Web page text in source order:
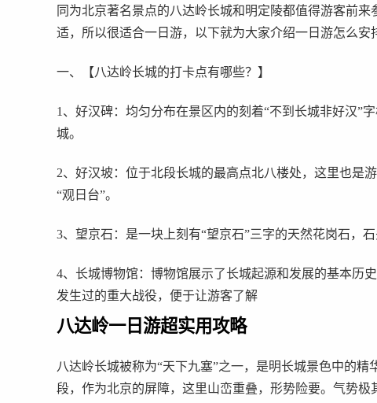
同为北京著名景点的八达岭长城和明定陵都值得游客前
适，所以很适合一日游，以下就为大家介绍一日游怎么安
一、【八达岭长城的打卡点有哪些？】
1、好汉碑：均匀分布在景区内的刻着“不到长城非好汉”
城。
2、好汉坡：位于北段长城的最高点北八楼处，这里也是
“观日台”。
3、望京石：是一块上刻有“望京石”三字的天然花岗石，石
4、长城博物馆：博物馆展示了长城起源和发展的基本历
发生过的重大战役，便于让游客了解
八达岭一日游超实用攻略
八达岭长城被称为“天下九塞”之一，是明长城景色中的
段，作为北京的屏障，这里山峦重叠，形势险要。气势